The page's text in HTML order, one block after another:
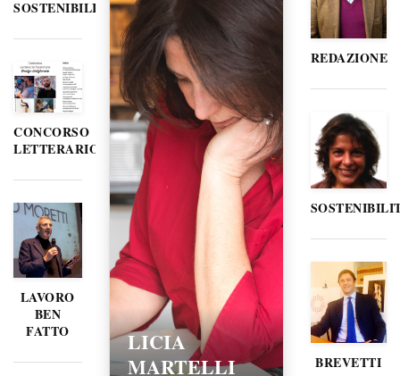
SOSTENIBILITÀ
CONCORSO
LETTERARIO
LAVORO
BEN
FATTO
LICIA
MARTELLI
REDAZIONE
BREVETTI